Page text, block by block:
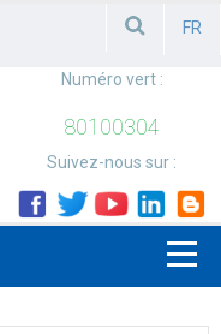
FR
Numéro vert :
80100304
Suivez-nous sur :